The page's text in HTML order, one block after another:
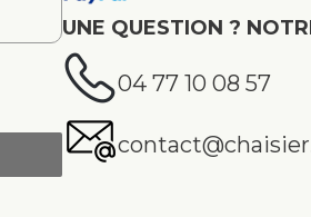
UNE QUESTION ?
04 77 10 08 57